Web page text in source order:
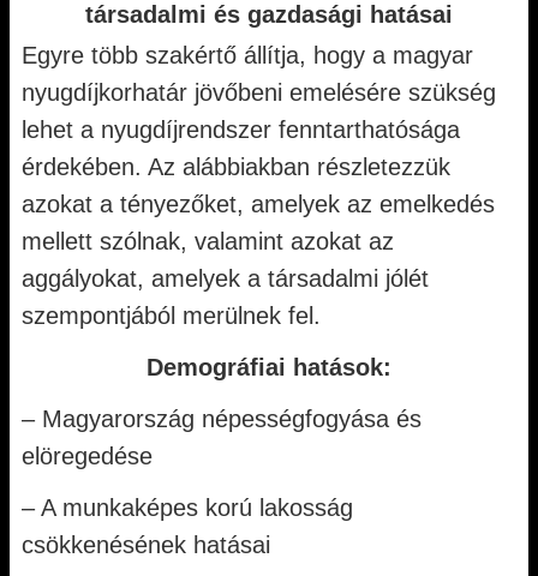
társadalmi és gazdasági hatásai
Egyre több szakértő állítja, hogy a magyar
nyugdíjkorhatár jövőbeni emelésére szükség
lehet a nyugdíjrendszer fenntarthatósága
érdekében. Az alábbiakban részletezzük
azokat a tényezőket, amelyek az emelkedés
mellett szólnak, valamint azokat az
aggályokat, amelyek a társadalmi jólét
szempontjából merülnek fel.
Demográfiai hatások:
– Magyarország népességfogyása és
elöregedése
– A munkaképes korú lakosság
csökkenésének hatásai